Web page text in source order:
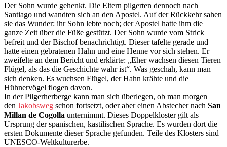
Der Sohn wurde gehenkt. Die Eltern pilgerten dennoch nach
Santiago und wandten sich an den Apostel. Auf der Rückkehr sahen
sie das Wunder: ihr Sohn lebte noch; der Apostel hatte ihm die
ganze Zeit über die Füße gestützt. Der Sohn wurde vom Strick
befreit und der Bischof benachrichtigt. Dieser tafelte gerade und
hatte einen gebratenen Hahn und eine Henne vor sich stehen. Er
zweifelte an dem Bericht und erklärte: „Eher wachsen diesen Tieren
Flügel, als das die Geschichte wahr ist“. Was geschah, kann man
sich denken. Es wuchsen Flügel, der Hahn krähte und die
Hühnervögel flogen davon.
In der Pilgerherberge kann man sich überlegen, ob man morgen
den Jakobsweg schon fortsetzt, oder aber einen Abstecher nach San
Millan de Cogolla unternimmt. Dieses Doppelkloster gilt als
Ursprung der spanischen, kastilischen Sprache. Es wurden dort die
ersten Dokumente dieser Sprache gefunden. Teile des Klosters sind
UNESCO-Weltkulturerbe.